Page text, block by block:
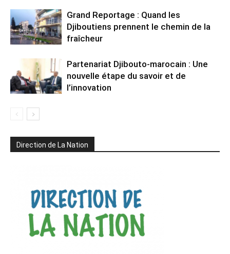
Grand Reportage : Quand les
Djiboutiens prennent le chemin de la
fraîcheur
Partenariat Djibouto-marocain : Une
nouvelle étape du savoir et de
l’innovation
Direction de La Nation